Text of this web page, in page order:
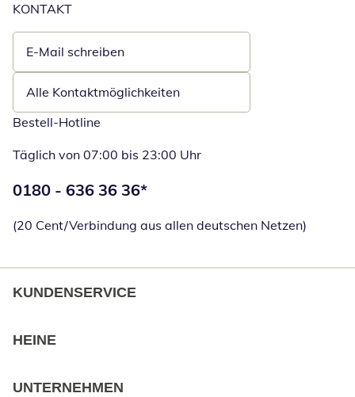
KONTAKT
E-Mail schreiben
Öffnet E-Mail-Client
Alle Kontaktmöglichkeiten
Bestell-Hotline
Täglich von 07:00 bis 23:00 Uhr
Telefonnummer:
0180 - 636 36 36*
(20 Cent/Verbindung aus allen deutschen Netzen)
KUNDENSERVICE
HEINE
UNTERNEHMEN